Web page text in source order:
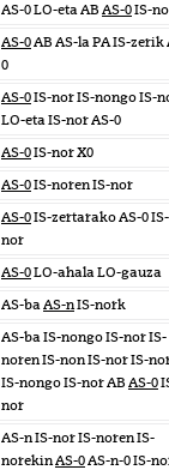
AS-0 LO-eta AB AS-0IS-
AS-0AB AS-la PA IS-zerik
0
AS-0IS-nor IS-nongo IS-
LO-eta IS-nor AS-0
AS-0IS-nor X0
AS-0IS-noren IS-nor
AS-0IS-zertarako AS-0 IS-
nor
AS-0LO-ahala LO-gauza
AS-baAS-nIS-nork
AS-ba IS-nongo IS-nor IS-
noren IS-non IS-nor IS-
IS-nongo IS-nor AB AS-0
nor
AS-n IS-nor IS-noren IS-
norekinAS-0AS-n-0 IS-